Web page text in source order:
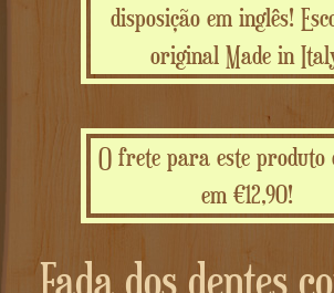
disposição em inglês!
original Made in
O frete para este produto
em €12,90!
Fada dos dentes com